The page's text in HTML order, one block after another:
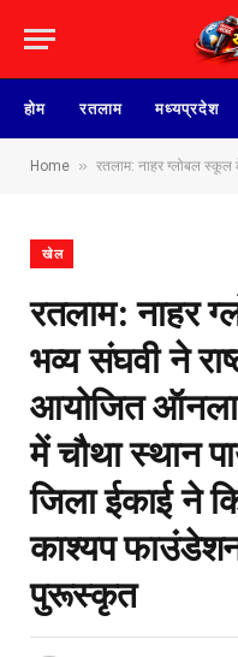
होम रतलाम मध्यप्रदेश
Home » रतलाम: नाहर ग्लोबल स्कूल के छात्र भव्य संघवी ने राष्ट्रीय स्तर पर आयोजित
खेल
रतलाम: नाहर
भव्य संघवी ने
आयोजित
में चौथा स्थान
जिला ईकाई ने
काश्यप
पुरूस्कृत